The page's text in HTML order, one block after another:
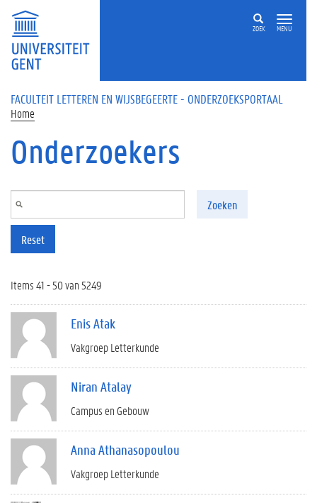
Overslaan en naar de inhoud gaan
ZOEK MENU
FACULTEIT LETTEREN EN WIJSBEGEERTE - ONDERZOEKSPORTAAL
Home
Onderzoekers
Zoeken
Reset
Items 41 - 50 van 5249
Enis Atak
Vakgroep Letterkunde
Niran Atalay
Campus en Gebouw
Anna Athanasopoulou
Vakgroep Letterkunde